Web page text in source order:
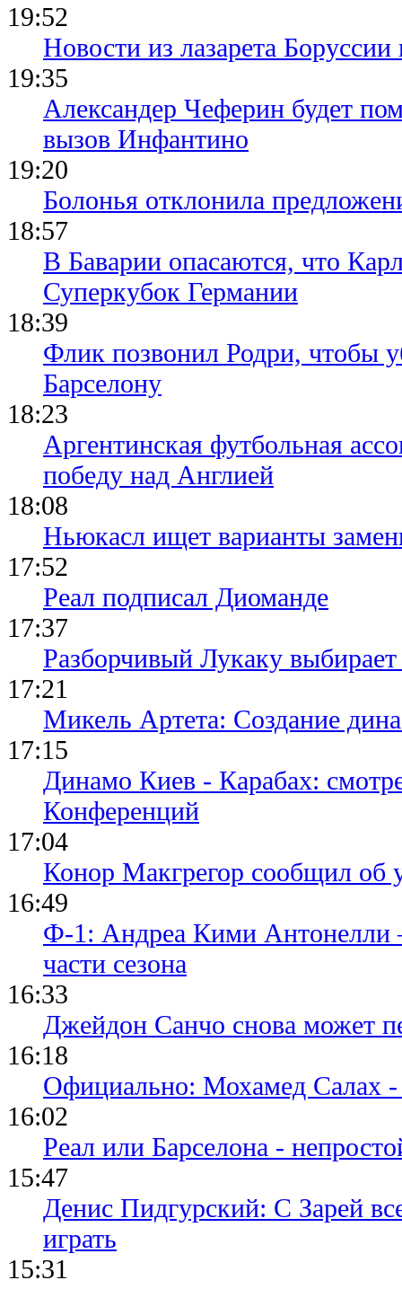
19:52
Новости из лазарета
19:35
Александер Чеферин будет
вызов Инфантино
19:20
Болонья отклонила
18:57
В Баварии опасаются, что
Суперкубок Германии
18:39
Флик позвонил Родри, чтобы
Барселону
18:23
Аргентинская футбольная
победу над Англией
18:08
Ньюкасл ищет варианты
17:52
Реал подписал Диоманде
17:37
Разборчивый Лукаку
17:21
Микель Артета: Создание
17:15
Динамо Киев - Карабах:
Конференций
17:04
Конор Макгрегор сообщил об
16:49
Ф-1: Андреа Кими Антонелли
части сезона
16:33
Джейдон Санчо снова может
16:18
Официально: Мохамед Салах -
16:02
Реал или Барселона -
15:47
Денис Пидгурский: С Зарей
играть
15:31